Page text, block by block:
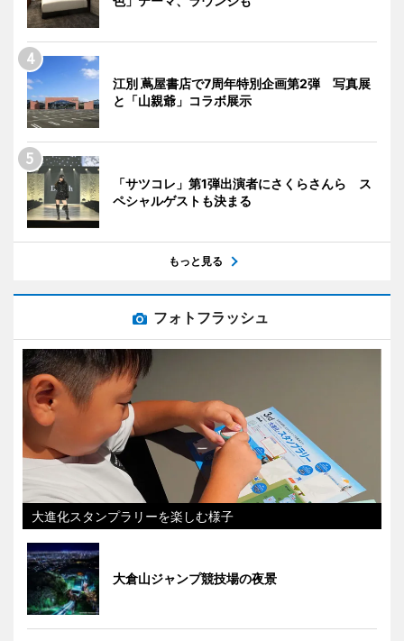
江別 蔦屋書店で7周年特別企画第2弾 写真展
と「山親爺」コラボ展示
「サツコレ」第1弾出演者にさくらさんら ス
ペシャルゲストも決まる
もっと見る
フォトフラッシュ
大進化スタンプラリーを楽しむ様子
大倉山ジャンプ競技場の夜景